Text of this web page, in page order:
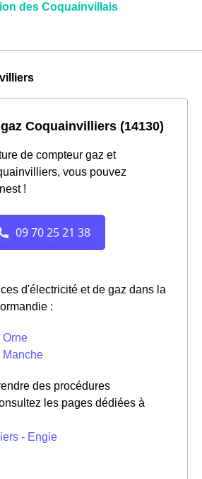
des Coquainvillais
Coquainvilliers (14130)
de compteur gaz et
vous pouvez
!
d'électricité et de gaz dans la
:
Orne
Manche
des procédures
les pages dédiées à
- Engie